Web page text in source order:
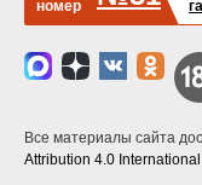
номер
Все материалы сайта
Attribution 4.0 International